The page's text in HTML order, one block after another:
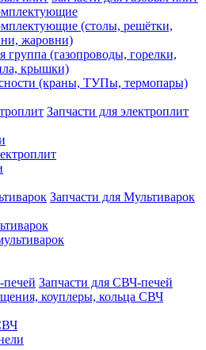
(столы, решётки,
жаровни)
группа (газопроводы, горелки,
крышки)
(краны, ТУПы, термопары)
Запчасти для электроплит
Запчасти для Мультиварок
Запчасти для СВЧ-печей
коуплеры, кольца СВЧ